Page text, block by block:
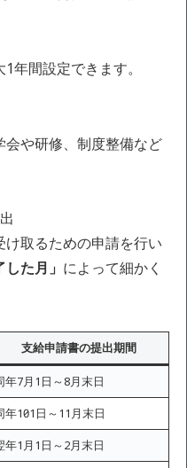
年間設定できます。
や研修、制度整備など
取るための申請を行い
した月」 によって細かく
支給申請書の提出期間
年7月1日～8月末日
年10月1日～11月末日
年1月1日～2月末日